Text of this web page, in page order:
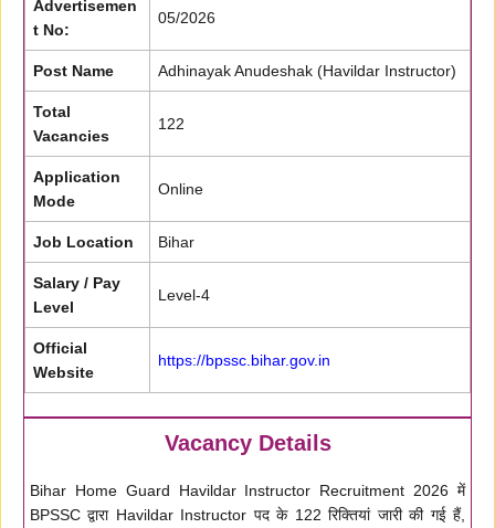
Advertisemen
t No:
05/2026
Post Name Adhinayak Anudeshak (Havildar Instructor)
Total
Vacancies
122
Application
Mode
Online
Job Location Bihar
Salary / Pay
Level
Level-4
Official
Website
https://bpssc.bihar.gov.in
Vacancy Details
Bihar Home Guard Havildar Instructor Recruitment 2026 में
BPSSC द्वारा Havildar Instructor पद के 122 रिक्तियां जारी की गई हैं,